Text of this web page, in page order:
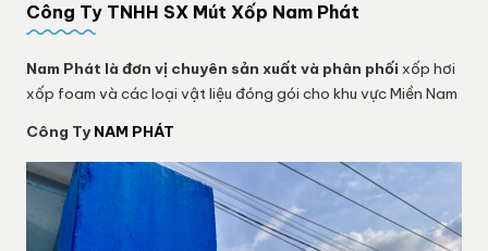
Công Ty TNHH SX Mút Xốp Nam Phát
Nam Phát là đơn vị chuyên sản xuất và phân phối xốp hơi
xốp foam và các loại vật liệu đóng gói cho khu vực Miền Nam
Công Ty NAM PHÁT